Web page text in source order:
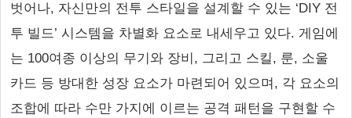
벗어나, 자신만의 전투 스타일을 설계할 수 있는 ‘DIY 전
투 빌드’ 시스템을 차별화 요소로 내세우고 있다. 게임에
는 100여종 이상의 무기와 장비, 그리고 스킬, 룬, 소울
카드 등 방대한 성장 요소가 마련되어 있으며, 각 요소의
조합에 따라 수만 가지에 이르는 공격 패턴을 구현할 수